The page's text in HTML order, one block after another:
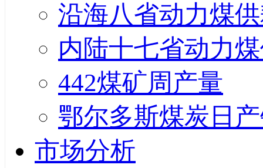
沿海八省动力煤
内陆十七省动力
442煤矿周产量
鄂尔多斯煤炭日
市场分析